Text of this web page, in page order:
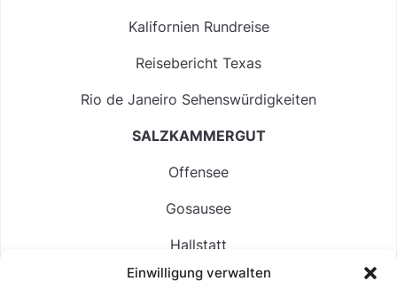
Einwilligung verwalten
Kalifornien Rundreise
Reisebericht Texas
Rio de Janeiro Sehenswürdigkeiten
SALZKAMMERGUT
Offensee
Gosausee
Hallstatt
Langbathsee